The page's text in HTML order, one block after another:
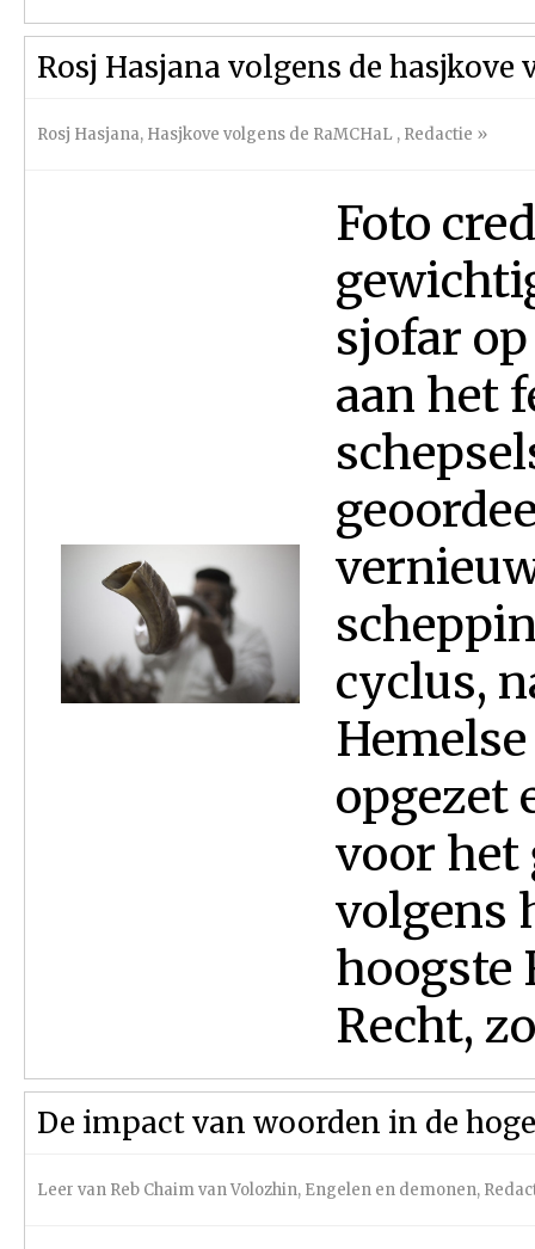
Rosj Hasjana volgens de hasjkove
Rosj Hasjana, Hasjkove volgens de RaMCHaL , Redactie »
Foto
sjofar
aan het
cyclus,
opgezet
voor het
volgens
hoogste
Recht,
De impact van woorden in de
Leer van Reb Chaim van Volozhin, Engelen en demonen,